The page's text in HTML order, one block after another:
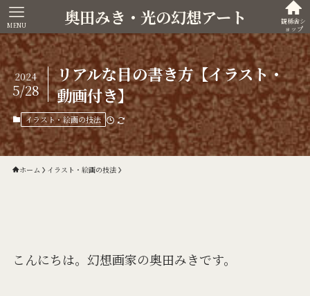
奥田みき・光の幻想アート 観稀舎シ
ョップ
MENU
リアルな目の書き方【イラスト・
動画付き】
2024
5/28
イラスト・絵画の技法
ホーム イラスト・絵画の技法
こんにちは。幻想画家の奥田みきです。